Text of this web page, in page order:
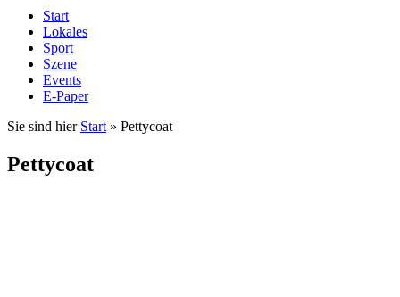
Start
Lokales
Sport
Szene
Events
E-Paper
Sie sind hier Start » Pettycoat
Pettycoat